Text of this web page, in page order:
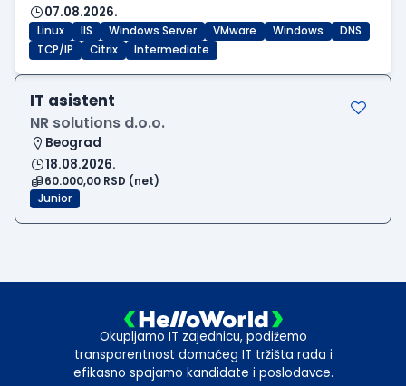
07.08.2026.
Linux IIS Windows Server VMware Windows
DNS
TCP/IP
Citrix Intermediate
IT asistent
NR solutions d.o.o.
Beograd
18.08.2026.
60.000,00 RSD (net)
Junior
Okupljamo IT zajednicu, podižemo
transparentnost domaćeg IT tržišta rada i
efikasno spajamo kandidate i poslodavce.